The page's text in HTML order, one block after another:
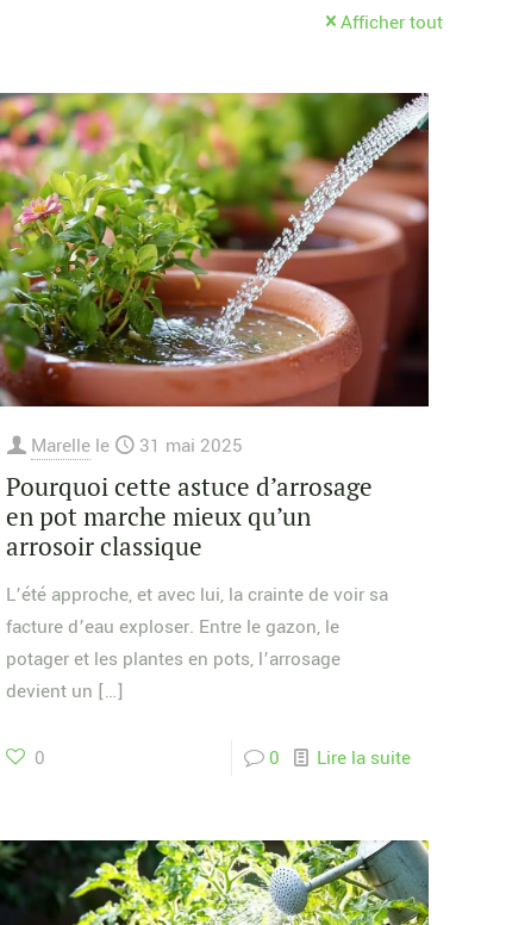
Afficher tout
Marelle le 31 mai 2025
Pourquoi cette astuce d’arrosage
en pot marche mieux qu’un
arrosoir classique
L’été approche, et avec lui, la crainte de voir sa
facture d’eau exploser. Entre le gazon, le
potager et les plantes en pots, l’arrosage
devient un […]
0 0 Lire la suite